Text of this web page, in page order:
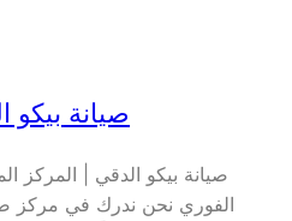
صيانة بيكو الدقي
صيانة بيكو الدقي | المركز
الفوري نحن ندرك في مركز